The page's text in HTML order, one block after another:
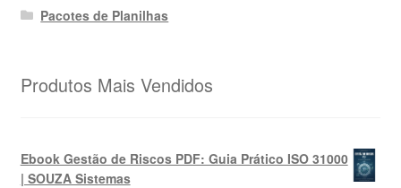
Pacotes de Planilhas
Produtos Mais Vendidos
Ebook Gestão de Riscos PDF: Guia Prático ISO 31000
| SOUZA Sistemas